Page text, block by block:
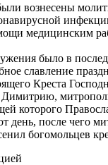
вознесены
медицинским
было в
славление
Креста
Димитрию,
которого
день, после чего
богомольцев